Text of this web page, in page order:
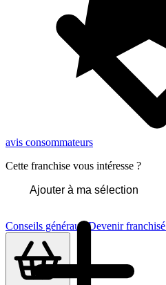
Conseils générauxDevenir franchisé
avis consommateurs
Cette franchise vous intéresse ?
Ajouter à ma sélection